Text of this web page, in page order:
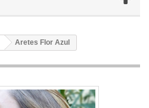
Aretes Flor Azul